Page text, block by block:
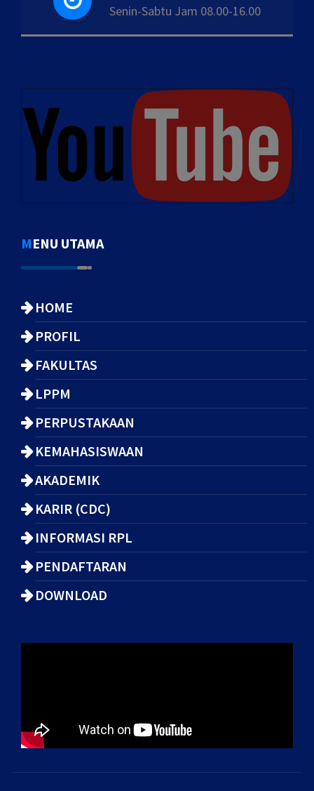
Senin-Sabtu Jam 08.00-16.00
MENU UTAMA
HOME
PROFIL
FAKULTAS
LPPM
PERPUSTAKAAN
KEMAHASISWAAN
AKADEMIK
KARIR (CDC)
INFORMASI RPL
PENDAFTARAN
DOWNLOAD